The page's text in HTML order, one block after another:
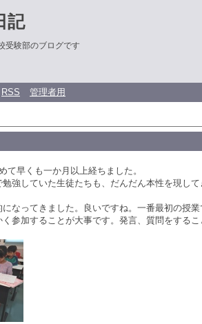
記
受験部のブログです
RSS 管理者用
て早くも一か月以上経ちました。
強していた生徒たちも、だんだん本性を現して
なってきました。良いですね。一番最初の授業
参加することが大事です。発言、質問をするこ